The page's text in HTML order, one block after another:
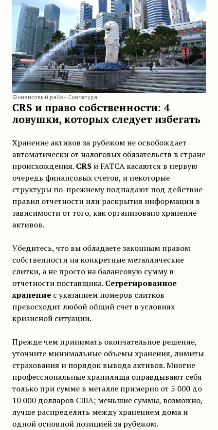
Финансовый район Сингапура
CRS и право собственности: 4
ловушки, которых следует избегать
Хранение активов за рубежом не освобождает
автоматически от налоговых обязательств в стране
происхождения. CRSи FATCA касаются в первую
очередь финансовых счетов, и некоторые
структуры по-прежнему подпадают под действие
правил отчетности или раскрытия информации в
зависимости от того, как организовано хранение
активов.
Убедитесь, что вы обладаете законным правом
собственности на конкретные металлические
слитки, а не просто на балансовую сумму в
отчетности поставщика. Сегрегированное
хранениес указанием номеров слитков
превосходит любой общий счет в условиях
кризисной ситуации.
Прежде чем принимать окончательное решение,
уточните минимальные объемы хранения, лимиты
страхования и порядок вывода активов. Многие
профессиональные хранилища оправдывают себя
только при сумме в металле примерно от 5 000 до
10 000 долларов США; меньшие суммы, возможно,
лучше распределить между хранением дома и
одной основной позицией за рубежом.